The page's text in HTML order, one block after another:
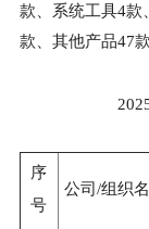
款、系统工具4款
款、其他产品47款
序
号
公司/组织